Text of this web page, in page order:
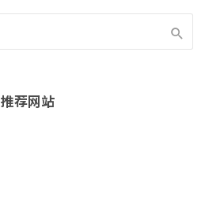
推荐网站